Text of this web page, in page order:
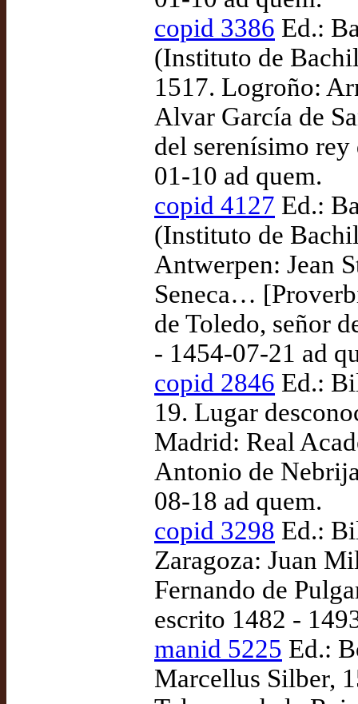
copid 3386 Ed.:
(Instituto de
1517. Logroño:
Alvar García de
del serenísimo
01-10 ad quem.
copid 4127 Ed.:
(Instituto de
Antwerpen: Jean
Seneca…
de Toledo, señor
- 1454-07-21 ad
copid 2846 Ed.:
19. Lugar
Madrid: Real
Antonio de
08-18 ad quem.
copid 3298 Ed.:
Zaragoza: Juan
Fernando de
escrito 1482 -
manid 5225 Ed.:
Marcellus Silber,